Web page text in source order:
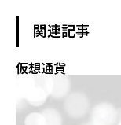
関連記事
仮想通貨